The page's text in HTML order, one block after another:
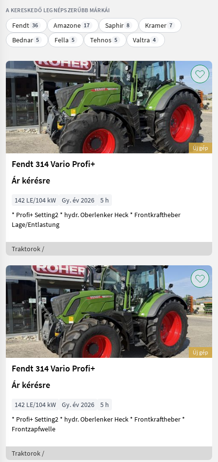
A KERESKEDŐ LEGNÉPSZERŰBB MÁRKÁI
Fendt 36 Amazone 17 Saphir 8 Kramer 7
Bednar 5 Fella 5 Tehnos 5 Valtra 4
Új gép
Fendt 314 Vario Profi+
Ár kérésre
142 LE/104 kW Gy. év 2026
5 h
* Profi+ Setting2 * hydr. Oberlenker Heck * Frontkraftheber
Lage/Entlastung
Traktorok /
Új gép
Fendt 314 Vario Profi+
Ár kérésre
142 LE/104 kW Gy. év 2026
5 h
* Profi+ Setting2 * hydr. Oberlenker Heck * Frontkraftheber *
Frontzapfwelle
Traktorok /